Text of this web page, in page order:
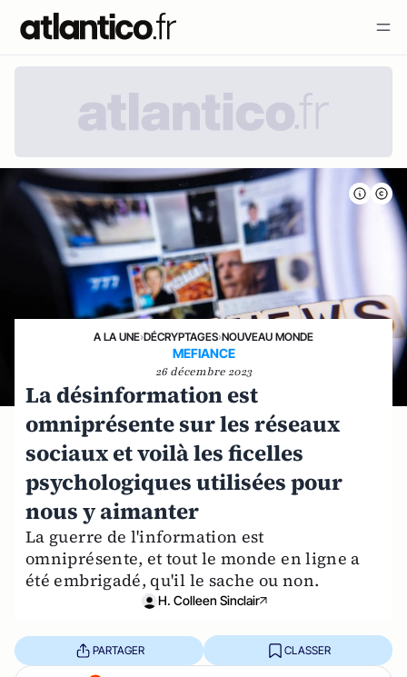
A LA UNE›DÉCRYPTAGES›NOUVEAU MONDE
MEFIANCE
26 décembre 2023
La désinformation est
omniprésente sur les réseaux
sociaux et voilà les ficelles
psychologiques utilisées pour
nous y aimanter
La guerre de l'information est
omniprésente, et tout le monde en ligne a
été embrigadé, qu'il le sache ou non.
H. Colleen Sinclair
PARTAGER CLASSER